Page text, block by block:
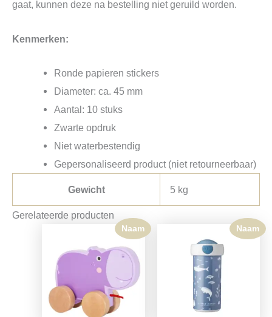
gaat, kunnen deze na bestelling niet geruild worden.
Kenmerken:
Ronde papieren stickers
Diameter: ca. 45 mm
Aantal: 10 stuks
Zwarte opdruk
Niet waterbestendig
Gepersonaliseerd product (niet retourneerbaar)
Gewicht 5 kg
Gerelateerde producten
Naam Naam